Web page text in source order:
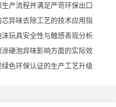
产流程并满足严苛环保出口
异味去除工艺的技术应用指
玩具安全性与触感表现分析
硬泡异味影响方面的实际效
色环保认证的生产工艺升级